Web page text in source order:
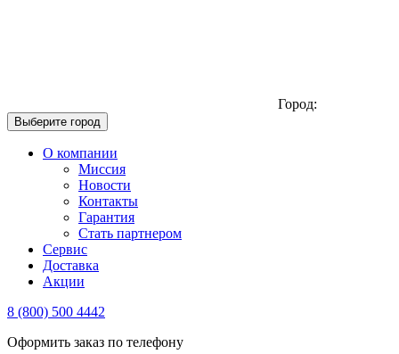
Город:
Выберите город
О компании
Миссия
Новости
Контакты
Гарантия
Стать партнером
Сервис
Доставка
Акции
8 (800) 500 4442
Оформить заказ по телефону